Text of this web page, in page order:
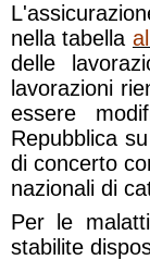
nella tabella
delle
lavorazioni
essere
Repubblica
di concerto
nazionali di
Per le
stabilite